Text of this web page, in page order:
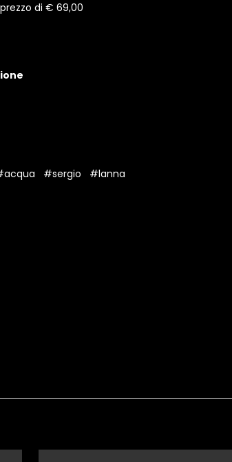
di € 69,00
#sergio #lanna